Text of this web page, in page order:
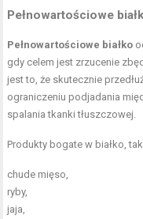
Pełnowartościowe
Pełnowartościowe białko
gdy celem jest zrzucenie
jest to, że skutecznie
ograniczeniu podjadania
spalania tkanki tłuszczowej.
Produkty bogate w białko,
chude mięso,
ryby,
jaja,